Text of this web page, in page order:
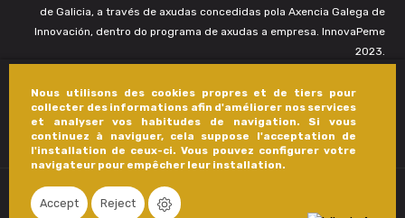
Nous utilisons des cookies propres et de tiers pour
collecter des informations afin d'améliorer nos services
et analyser vos habitudes de navigation. Si vous
continuez à naviguer, cela suppose l'acceptation de
l'installation de ceux-ci. Vous pouvez configurer votre
navigateur pour empêcher leur installation.
Accept Reject
de Galicia, a través de axudas concedidas pola Axencia Galega de
Innovación, dentro do programa de axudas a empresa. InnovaPeme
2023.